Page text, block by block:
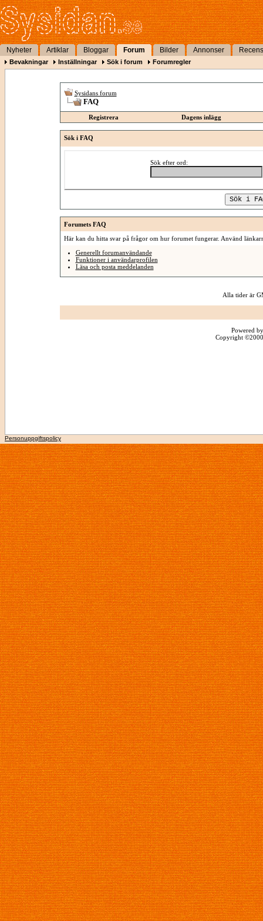
Nyheter Artiklar Bloggar Forum Bilder Annonser
Bevakningar Inställningar Sök i forum Forumregler
Sysidans forum
FAQ
Registrera Dagens inlägg
Sök i FAQ
Sök efter ord:
Forumets FAQ
Här kan du hitta svar på frågor om hur forumet fungerar. Använd
Generellt forumanvändande
Funktioner i användarprofilen
Läsa och posta meddelanden
Alla tider är
Powered
Copyright
Personuppgiftspolicy